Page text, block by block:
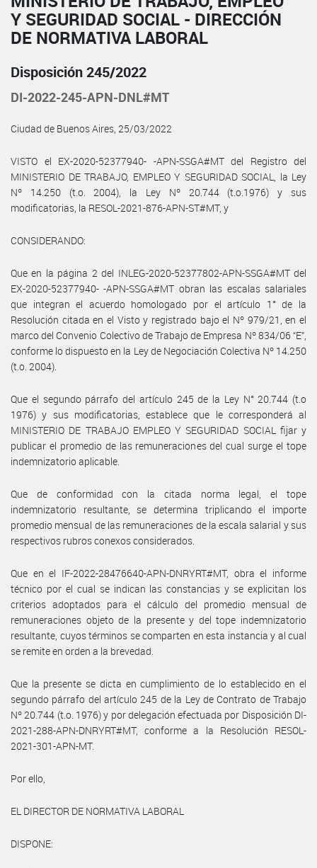
Y SEGURIDAD SOCIAL - DIRECCIÓN
DE NORMATIVA LABORAL
Disposición 245/2022
DI-2022-245-APN-DNL#MT
Ciudad de Buenos Aires, 25/03/2022
VISTO el EX-2020-52377940- -APN-SSGA#MT del Registro del
MINISTERIO DE TRABAJO, EMPLEO Y SEGURIDAD SOCIAL, la Ley
Nº 14.250 (t.o. 2004), la Ley Nº 20.744 (t.o.1976) y sus
modificatorias, la RESOL-2021-876-APN-ST#MT, y
CONSIDERANDO:
Que en la página 2 del INLEG-2020-52377802-APN-SSGA#MT del
EX-2020-52377940- -APN-SSGA#MT obran las escalas salariales
que integran el acuerdo homologado por el artículo 1° de la
Resolución citada en el Visto y registrado bajo el Nº 979/21, en el
marco del Convenio Colectivo de Trabajo de Empresa Nº 834/06 “E”,
conforme lo dispuesto en la Ley de Negociación Colectiva Nº 14.250
(t.o. 2004).
Que el segundo párrafo del artículo 245 de la Ley N° 20.744 (t.o
1976) y sus modificatorias, establece que le corresponderá al
MINISTERIO DE TRABAJO EMPLEO Y SEGURIDAD SOCIAL fijar y
publicar el promedio de las remuneraciones del cual surge el tope
indemnizatorio aplicable.
Que de conformidad con la citada norma legal, el tope
indemnizatorio resultante, se determina triplicando el importe
promedio mensual de las remuneraciones de la escala salarial y sus
respectivos rubros conexos considerados.
Que en el IF-2022-28476640-APN-DNRYRT#MT, obra el informe
técnico por el cual se indican las constancias y se explicitan los
criterios adoptados para el cálculo del promedio mensual de
remuneraciones objeto de la presente y del tope indemnizatorio
resultante, cuyos términos se comparten en esta instancia y al cual
se remite en orden a la brevedad.
Que la presente se dicta en cumplimiento de lo establecido en el
segundo párrafo del artículo 245 de la Ley de Contrato de Trabajo
Nº 20.744 (t.o. 1976) y por delegación efectuada por Disposición DI-
2021-288-APN-DNRYRT#MT, conforme a la Resolución RESOL-
2021-301-APN-MT.
Por ello,
EL DIRECTOR DE NORMATIVA LABORAL
DISPONE: